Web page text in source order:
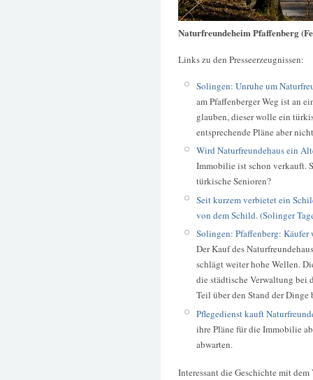
Naturfreundeheim Pfaffenberg
Links zu den Presseerzeugnissen:
Solingen: Unruhe um
am Pfaffenberger Weg ist an
glauben, dieser wolle ein
entsprechende Pläne aber
Wird Naturfreundehaus ein
Immobilie ist schon verkauft.
türkische Senioren?
Seit kurzem verbietet ein
von dem Schild. (Solinger
Solingen: Pfaffenberg:
Der Kauf des
schlägt weiter hohe Wellen.
die städtische Verwaltung bei
Teil über den Stand der Dinge
Pflegedienst kauft
ihre Pläne für die Immobilie
abwarten.
Interessant die Geschichte mit